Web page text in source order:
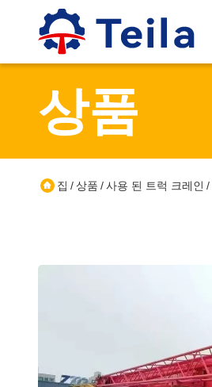
상품
집 /상품 /사용 된 트럭 크레인 /